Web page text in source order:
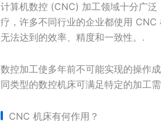
计算机数控 (CNC) 加工领域十分广
疗，许多不同行业的企业都使用
无法达到的效率、精度和一致性。.
数控加工使多年前不可能实现的操作
同类型的数控机床可满足特定的加工
CNC 机床有何作用？